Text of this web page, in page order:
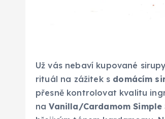
Už vás nebaví kupované
rituál na zážitek s domácím
přesně kontrolovat kvalitu
naVanilla/Cardamom Simple